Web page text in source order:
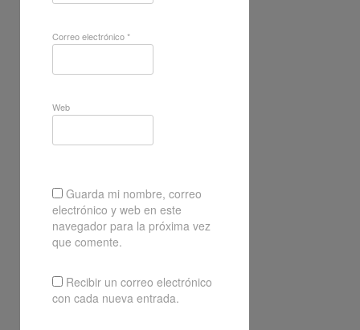
Correo electrónico*
Web
Guarda mi nombre, correo
electrónico y web en este
navegador para la próxima vez
que comente.
Recibir un correo electrónico
con cada nueva entrada.